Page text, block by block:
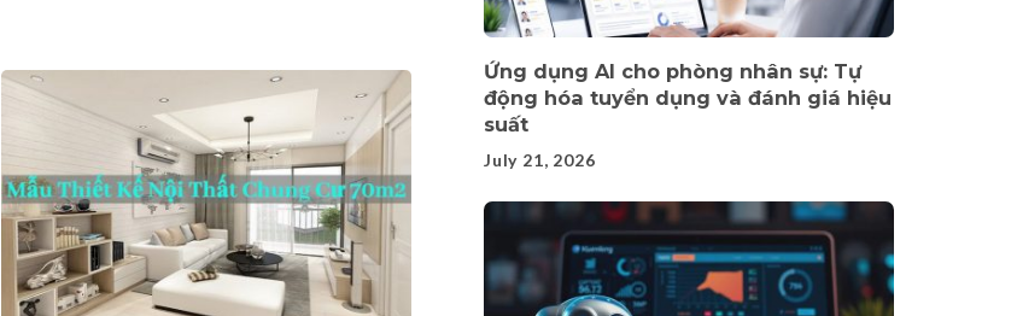
Ứng dụng AI cho phòng nhân sự: Tự
động hóa tuyển dụng và đánh giá hiệu
suất
July 21, 2026